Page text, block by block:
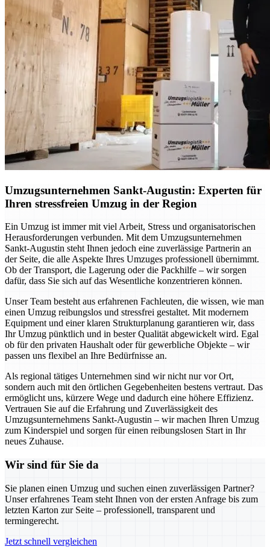
Umzugsunternehmen Sankt-Augustin: Experten für
Ihren stressfreien Umzug in der Region
Ein Umzug ist immer mit viel Arbeit, Stress und organisatorischen
Herausforderungen verbunden. Mit dem Umzugsunternehmen
Sankt-Augustin steht Ihnen jedoch eine zuverlässige Partnerin an
der Seite, die alle Aspekte Ihres Umzuges professionell übernimmt.
Ob der Transport, die Lagerung oder die Packhilfe – wir sorgen
dafür, dass Sie sich auf das Wesentliche konzentrieren können.
Unser Team besteht aus erfahrenen Fachleuten, die wissen, wie man
einen Umzug reibungslos und stressfrei gestaltet. Mit modernem
Equipment und einer klaren Strukturplanung garantieren wir, dass
Ihr Umzug pünktlich und in bester Qualität abgewickelt wird. Egal
ob für den privaten Haushalt oder für gewerbliche Objekte – wir
passen uns flexibel an Ihre Bedürfnisse an.
Als regional tätiges Unternehmen sind wir nicht nur vor Ort,
sondern auch mit den örtlichen Gegebenheiten bestens vertraut. Das
ermöglicht uns, kürzere Wege und dadurch eine höhere Effizienz.
Vertrauen Sie auf die Erfahrung und Zuverlässigkeit des
Umzugsunternehmens Sankt-Augustin – wir machen Ihren Umzug
zum Kinderspiel und sorgen für einen reibungslosen Start in Ihr
neues Zuhause.
Wir sind für Sie da
Sie planen einen Umzug und suchen einen zuverlässigen Partner?
Unser erfahrenes Team steht Ihnen von der ersten Anfrage bis zum
letzten Karton zur Seite – professionell, transparent und
termingerecht.
Jetzt schnell vergleichen